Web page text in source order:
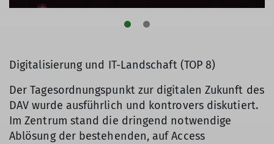
Digitalisierung und IT-Landschaft (TOP 8)
Der Tagesordnungspunkt zur digitalen Zukunft des
DAV wurde ausführlich und kontrovers diskutiert.
Im Zentrum stand die dringend notwendige
Ablösung der bestehenden, auf Access